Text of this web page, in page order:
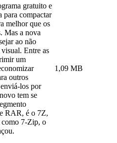
gratuito e
para compactar
melhor que os
Mas a nova
ao não
Entre as
um
outros
los por
tem se
RAR, é o 7Z,
como 7-Zip, o
1,09 MB